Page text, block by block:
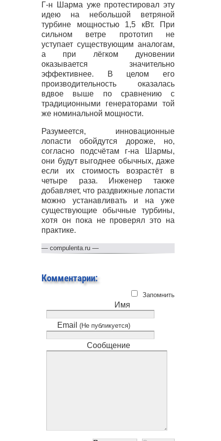
Г-н Шарма уже протестировал эту
идею на небольшой ветряной
турбине мощностью 1,5 кВт. При
сильном ветре прототип не
уступает существующим аналогам,
а при лёгком дуновении
оказывается значительно
эффективнее. В целом его
производительность оказалась
вдвое выше по сравнению с
традиционными генераторами той
же номинальной мощности.
Разумеется, инновационные
лопасти обойдутся дороже, но,
согласно подсчётам г-на Шармы,
они будут выгоднее обычных, даже
если их стоимость возрастёт в
четыре раза. Инженер также
добавляет, что раздвижные лопасти
можно устанавливать и на уже
существующие обычные турбины,
хотя он пока не проверял это на
практике.
— compulenta.ru —
Комментарии:
Запомнить
Имя
Email (Не публикуется)
Сообщение